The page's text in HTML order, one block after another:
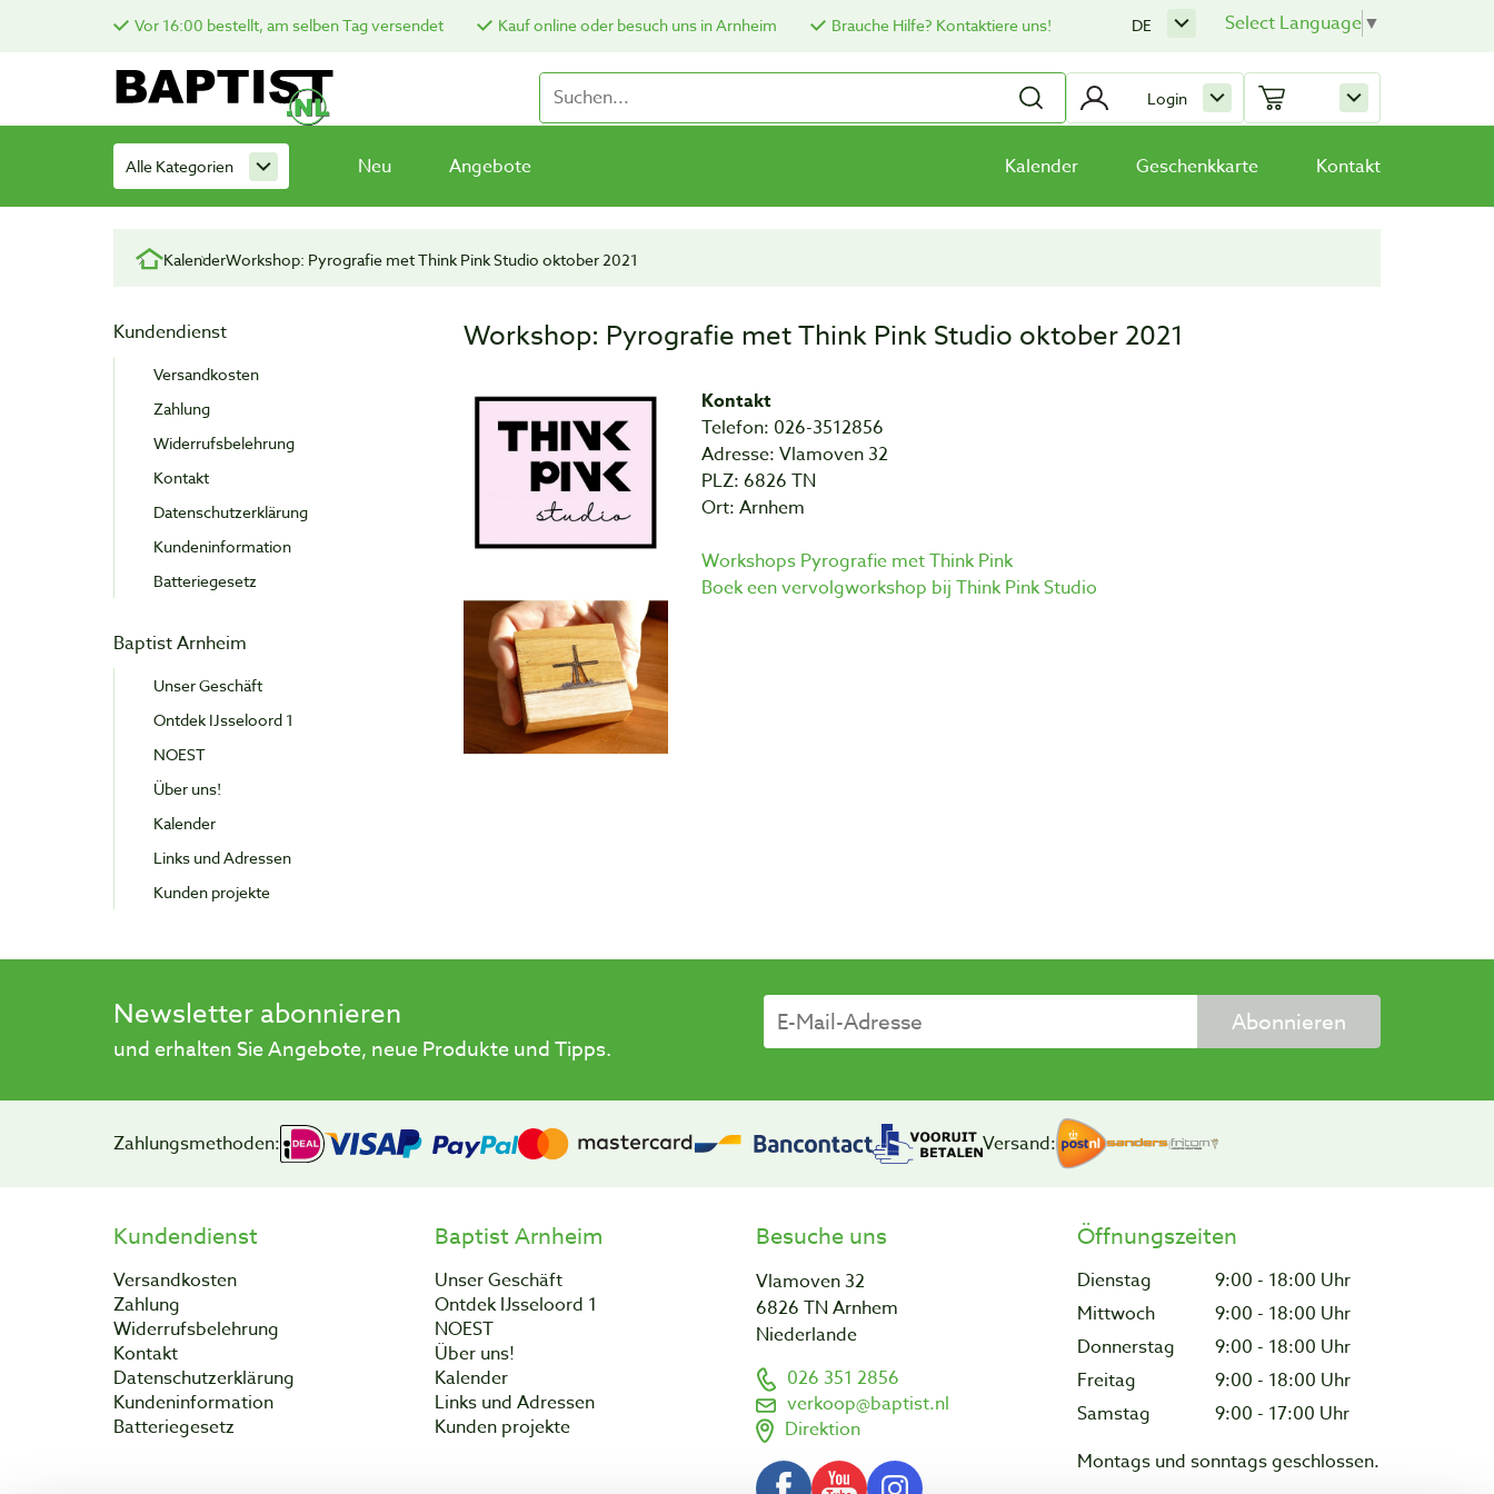
Vor 16:00 bestellt, am selben Tag versendet Kauf online oder besuch uns in Arnheim Brauche Hilfe? Kontaktiere uns! Select Language▼
DE
Login
Alle Kategorien Neu Angebote Kalender Geschenkkarte Kontakt
KalenderWorkshop: Pyrografie met Think Pink Studio oktober 2021
Kundendienst
Versandkosten
Zahlung
Widerrufsbelehrung
Kontakt
Datenschutzerklärung
Kundeninformation
Batteriegesetz
Baptist Arnheim
Unser Geschäft
Ontdek IJsseloord 1
NOEST
Über uns!
Kalender
Links und Adressen
Kunden projekte
Workshop: Pyrografie met Think Pink Studio oktober 2021
Kontakt
Telefon: 026-3512856
Adresse: Vlamoven 32
PLZ: 6826 TN
Ort: Arnhem
Workshops Pyrografie met Think Pink
Boek een vervolgworkshop bij Think Pink Studio
Newsletter abonnieren
und erhalten Sie Angebote, neue Produkte und Tipps.
Abonnieren
Zahlungsmethoden: Versand:
Kundendienst
Versandkosten
Zahlung
Widerrufsbelehrung
Kontakt
Datenschutzerklärung
Kundeninformation
Batteriegesetz
Baptist Arnheim
Unser Geschäft
Ontdek IJsseloord 1
NOEST
Über uns!
Kalender
Links und Adressen
Kunden projekte
Besuche uns
Vlamoven 32
6826 TN Arnhem
Niederlande
026 351 2856
verkoop@baptist.nl
Direktion
Öffnungszeiten
Dienstag
9:00 - 18:00 Uhr
Mittwoch
9:00 - 18:00 Uhr
Donnerstag
9:00 - 18:00 Uhr
Freitag
9:00 - 18:00 Uhr
Samstag
9:00 - 17:00 Uhr
Montags und sonntags geschlossen.